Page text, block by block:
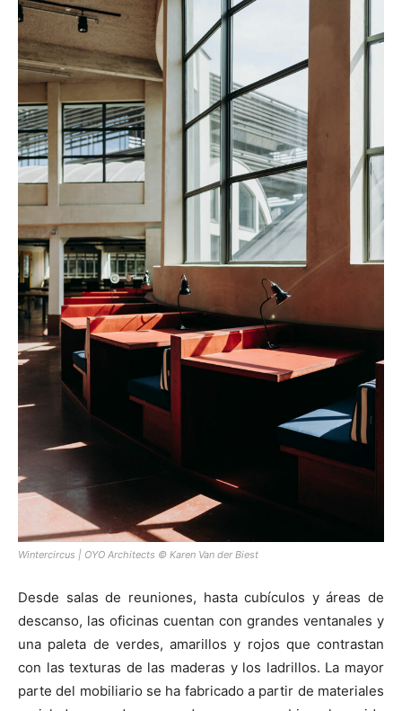
Wintercircus | OYO Architects © Karen Van der Biest
Desde salas de reuniones, hasta cubículos y áreas de
descanso, las oficinas cuentan con grandes ventanales y
una paleta de verdes, amarillos y rojos que contrastan
con las texturas de las maderas y los ladrillos. La mayor
parte del mobiliario se ha fabricado a partir de materiales